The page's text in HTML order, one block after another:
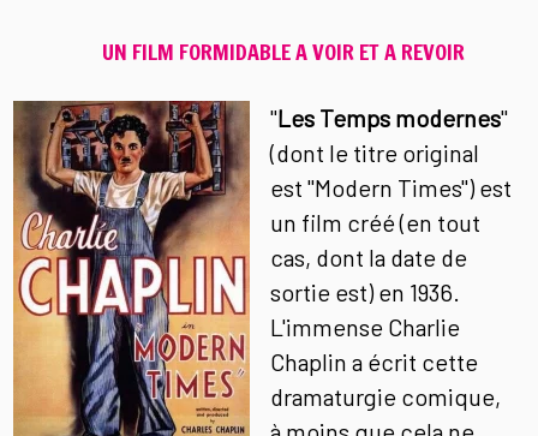
UN FILM FORMIDABLE A VOIR ET A REVOIR
"Les Temps modernes"
(dont le titre original
est "Modern Times") est
un film créé (en tout
cas, dont la date de
sortie est) en 1936.
L'immense Charlie
Chaplin a écrit cette
dramaturgie comique,